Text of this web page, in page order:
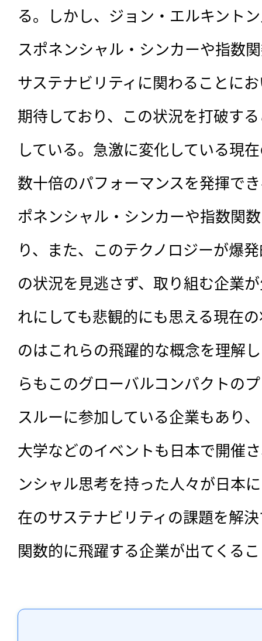
る。しかし、ジョン・エルキント
スポネンシャル・シンカーや指数
サステナビリティに関わることに
期待しており、この状況を打破す
している。急激に変化している現
数十倍のパフォーマンスを発揮で
ポネンシャル・シンカーや指数関
り、また、このテクノロジーが爆
の状況を見逃さず、取り組む企業
れにしても悲観的にも思える現在
のはこれらの飛躍的な概念を理解
らもこのグローバルコンパクトの
スルーに参加している企業もあり
大学などのイベントも日本で開催
ンシャル思考を持った人々が日本
在のサステナビリティの課題を解
関数的に飛躍する企業が出てくる